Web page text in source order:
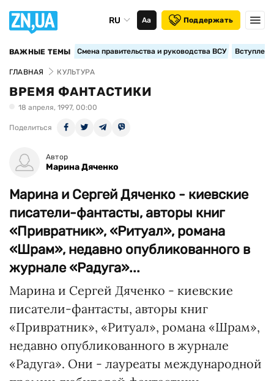
RU Аа Поддержать
ВАЖНЫЕ ТЕМЫ Смена правительства и руководства ВСУ
ГЛАВНАЯ КУЛЬТУРА
ВРЕМЯ ФАНТАСТИКИ
18 апреля, 1997, 00:00
Поделиться
Автор
Марина Дяченко
Марина и Сергей Дяченко - киевские
писатели-фантасты, авторы книг
«Привратник», «Ритуал», романа
«Шрам», недавно опубликованного в
журнале «Радуга»...
Марина и Сергей Дяченко - киевские
писатели-фантасты, авторы книг
«Привратник», «Ритуал», романа «Шрам»,
недавно опубликованного в журнале
«Радуга». Они - лауреаты международной